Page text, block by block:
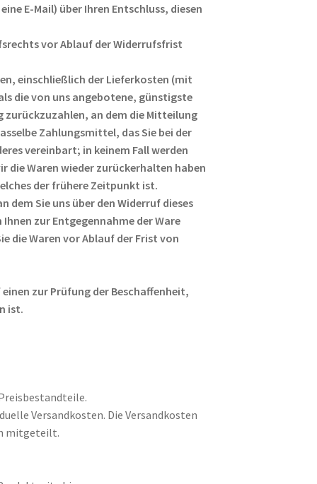
E-Mail) über Ihren Entschluss, diesen
vor Ablauf der Widerrufsfrist
einschließlich der Lieferkosten (mit
die von uns angebotene, günstigste
zurückzuzahlen, an dem die Mitteilung
Zahlungsmittel, das Sie bei der
vereinbart; in keinem Fall werden
die Waren wieder zurückerhalten haben
der frühere Zeitpunkt ist.
dem Sie uns über den Widerruf dieses
zur Entgegennahme der Ware
die Waren vor Ablauf der Frist von
zur Prüfung der Beschaffenheit,
ist.
Versandkosten. Die Versandkosten
mitgeteilt.